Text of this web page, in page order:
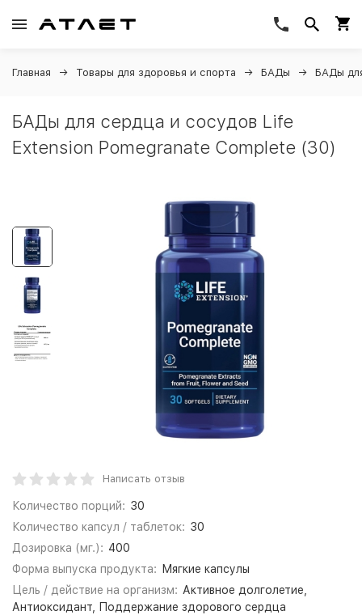
Главная Товары для здоровья и спорта БАДы БАДы
БАДы для сердца и сосудов Life
Extension Pomegranate Complete (30)
Написать отзыв
Количество порций: 30
Количество капсул / таблеток: 30
Дозировка (мг.): 400
Форма выпуска продукта:
Мягкие капсулы
Цель / действие на организм: Активное долголетие,
Антиоксидант, Поддержание здорового сердца